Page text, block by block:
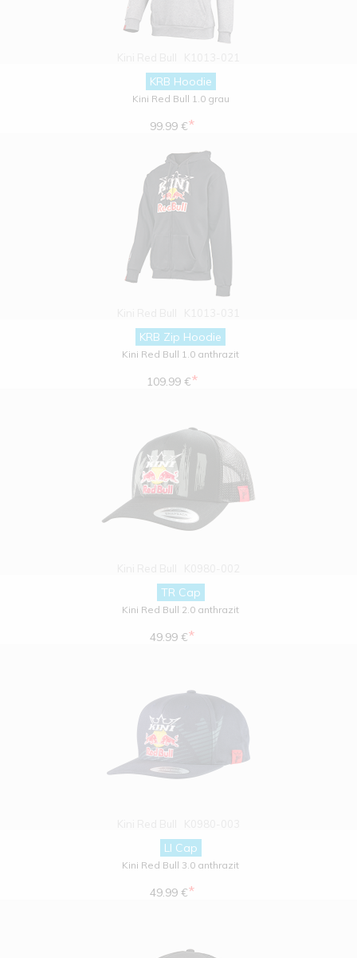
KRB Hoodie
Kini Red Bull 1.0 grau
99.99 €*
KRB Zip Hoodie
Kini Red Bull 1.0 anthrazit
109.99 €*
TR Cap
Kini Red Bull 2.0 anthrazit
49.99 €*
LI Cap
Kini Red Bull 3.0 anthrazit
49.99 €*